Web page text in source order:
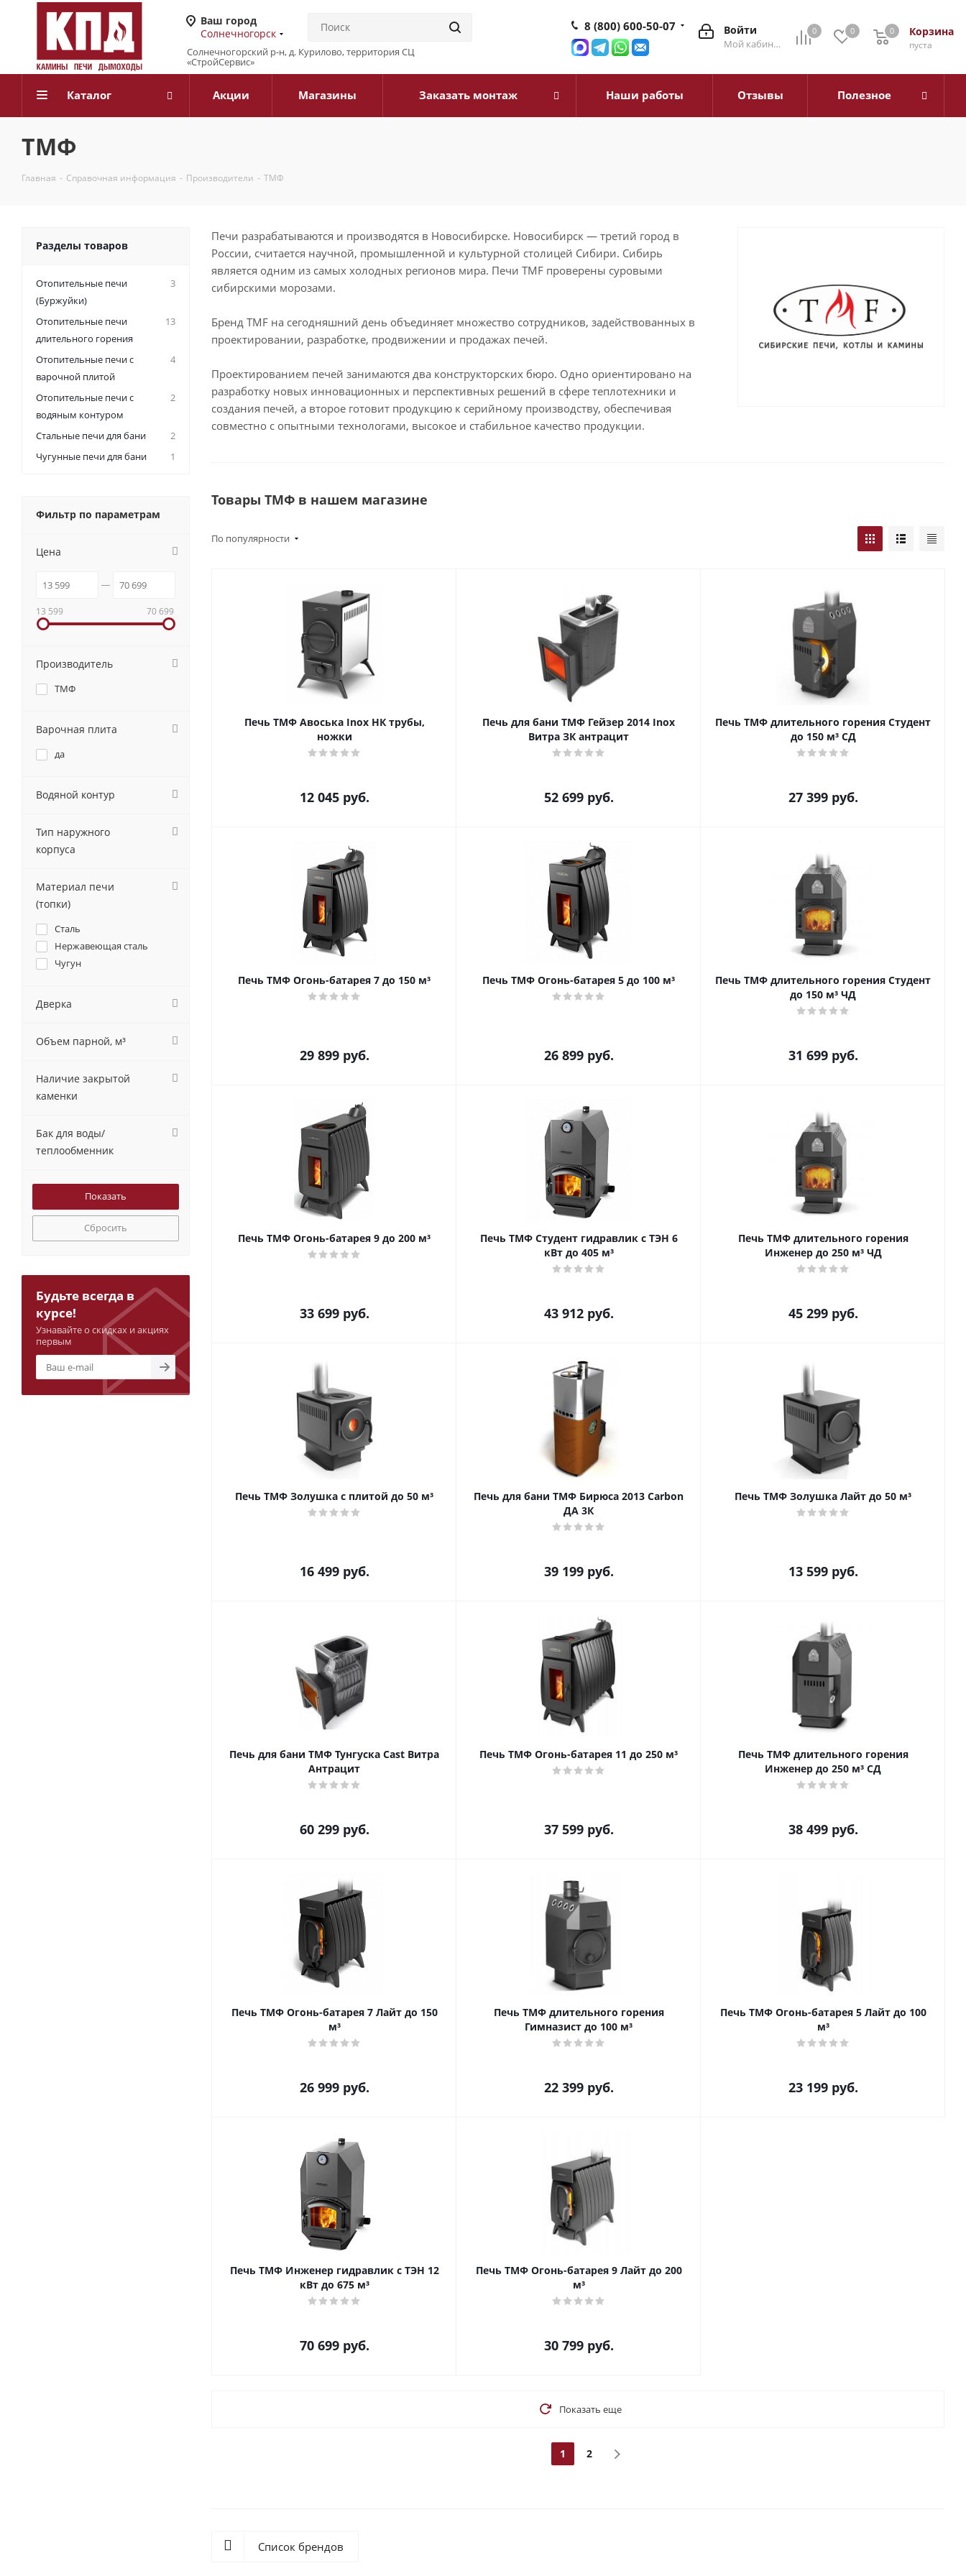
Ваш город
Солнечногорск
Солнечногорский р-н, д. Курилово, территория СЦ
«СтройСервис»
0 0 Корзина
0
пуста
0
Войти
Мой кабинет
8 (800) 600-50-07
Каталог Акции Магазины Заказать монтаж Наши работы Отзывы Полезное
ТМФ
Главная - Справочная информация - Производители - ТМФ
Печи разрабатываются и производятся в Новосибирске. Новосибирск — третий город в
России, считается научной, промышленной и культурной столицей Сибири. Сибирь
является одним из самых холодных регионов мира. Печи TMF проверены суровыми
сибирскими морозами.
Бренд TMF на сегодняшний день объединяет множество сотрудников, задействованных в
проектировании, разработке, продвижении и продажах печей.
Проектированием печей занимаются два конструкторских бюро. Одно ориентировано на
разработку новых инновационных и перспективных решений в сфере теплотехники и
создания печей, а второе готовит продукцию к серийному производству, обеспечивая
совместно с опытными технологами, высокое и стабильное качество продукции.
Товары ТМФ в нашем магазине
По популярности
Печь ТМФ Авоська Inox НК трубы,
ножки
12 045руб.
Печь для бани ТМФ Гейзер 2014 Inox
Витра ЗК антрацит
52 699руб.
Печь ТМФ длительного горения Студент
до 150 м³ СД
27 399руб.
Печь ТМФ Огонь-батарея 7 до 150 м³
29 899руб.
Печь ТМФ Огонь-батарея 5 до 100 м³
26 899руб.
Печь ТМФ длительного горения Студент
до 150 м³ ЧД
31 699руб.
Печь ТМФ Огонь-батарея 9 до 200 м³
33 699руб.
Печь ТМФ Студент гидравлик с ТЭН 6
кВт до 405 м³
43 912руб.
Печь ТМФ длительного горения
Инженер до 250 м³ ЧД
45 299руб.
Печь ТМФ Золушка с плитой до 50 м³
16 499руб.
Печь для бани ТМФ Бирюса 2013 Carbon
ДА 3К
39 199руб.
Печь ТМФ Золушка Лайт до 50 м³
13 599руб.
Печь для бани ТМФ Тунгуска Cast Витра
Антрацит
60 299руб.
Печь ТМФ Огонь-батарея 11 до 250 м³
37 599руб.
Печь ТМФ длительного горения
Инженер до 250 м³ СД
38 499руб.
Печь ТМФ Огонь-батарея 7 Лайт до 150
м³
26 999руб.
Печь ТМФ длительного горения
Гимназист до 100 м³
22 399руб.
Печь ТМФ Огонь-батарея 5 Лайт до 100
м³
23 199руб.
Печь ТМФ Инженер гидравлик с ТЭН 12
кВт до 675 м³
70 699руб.
Печь ТМФ Огонь-батарея 9 Лайт до 200
м³
30 799руб.
Показать еще
1 2
Список брендов
Разделы товаров
Отопительные печи
(Буржуйки)
3
Отопительные печи
длительного горения
13
Отопительные печи с
варочной плитой
4
Отопительные печи с
водяным контуром
2
Стальные печи для бани
2
Чугунные печи для бани
1
Фильтр по параметрам
Цена
13 599 70 699
Производитель
ТМФ
Варочная плита
да
Водяной контур
Тип наружного
корпуса
Материал печи
(топки)
Сталь
Нержавеющая сталь
Чугун
Дверка
Объем парной, м³
Наличие закрытой
каменки
Бак для воды/
теплообменник
Сбросить
Будьте всегда в
курсе!
Узнавайте о скидках и акциях
первым